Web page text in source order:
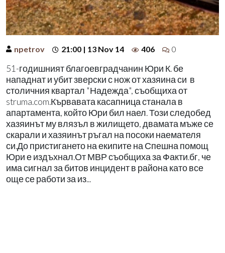
npetrov 21:00 | 13 Nov 14 406 0
51-годишният благоевградчанин Юри К. бе
нападнат и убит зверски с нож от хазяина си в
столичния квартал "Надежда", съобщиха от
struma.com.Кървавата касапница станала в
апартамента, който Юри бил наел. Този следобед
хазяинът му влязъл в жилището, двамата мъже се
скарали и хазяинът ръгал на посоки наемателя
си.До пристигането на екипите на Спешна помощ
Юри е издъхнал.От МВР съобщиха за Факти.бг, че
има сигнал за битов инцидент в района като все
още се работи за из...